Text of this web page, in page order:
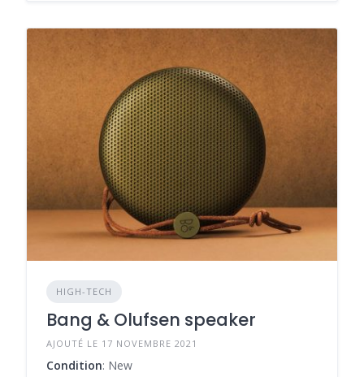
HIGH-TECH
Bang & Olufsen speaker
AJOUTÉ LE 17 NOVEMBRE 2021
Condition: New